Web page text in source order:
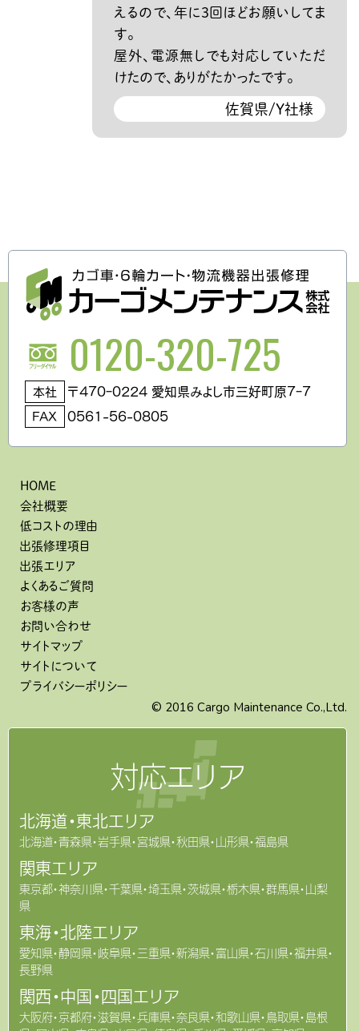
えるので、年に3回ほどお願いしてま
す。
屋外、電源無しでも対応していただ
けたので、ありがたかったです。
佐賀県/Y社様
0120-320-725
本社 〒470ｰ0224 愛知県みよし市三好町原7ｰ7
FAX 0561-56-0805
HOME
会社概要
低コストの理由
出張修理項目
出張エリア
よくあるご質問
お客様の声
お問い合わせ
サイトマップ
サイトについて
プライバシーポリシー
© 2016 Cargo Maintenance Co.,Ltd.
対応エリア
北海道・東北エリア
北海道・青森県・岩手県・宮城県・秋田県・山形県・福島県
関東エリア
東京都・神奈川県・千葉県・埼玉県・茨城県・栃木県・群馬県・山梨
県
東海・北陸エリア
愛知県・静岡県・岐阜県・三重県・新潟県・富山県・石川県・福井県・
長野県
関西・中国・四国エリア
大阪府・京都府・滋賀県・兵庫県・奈良県・和歌山県・鳥取県・島根